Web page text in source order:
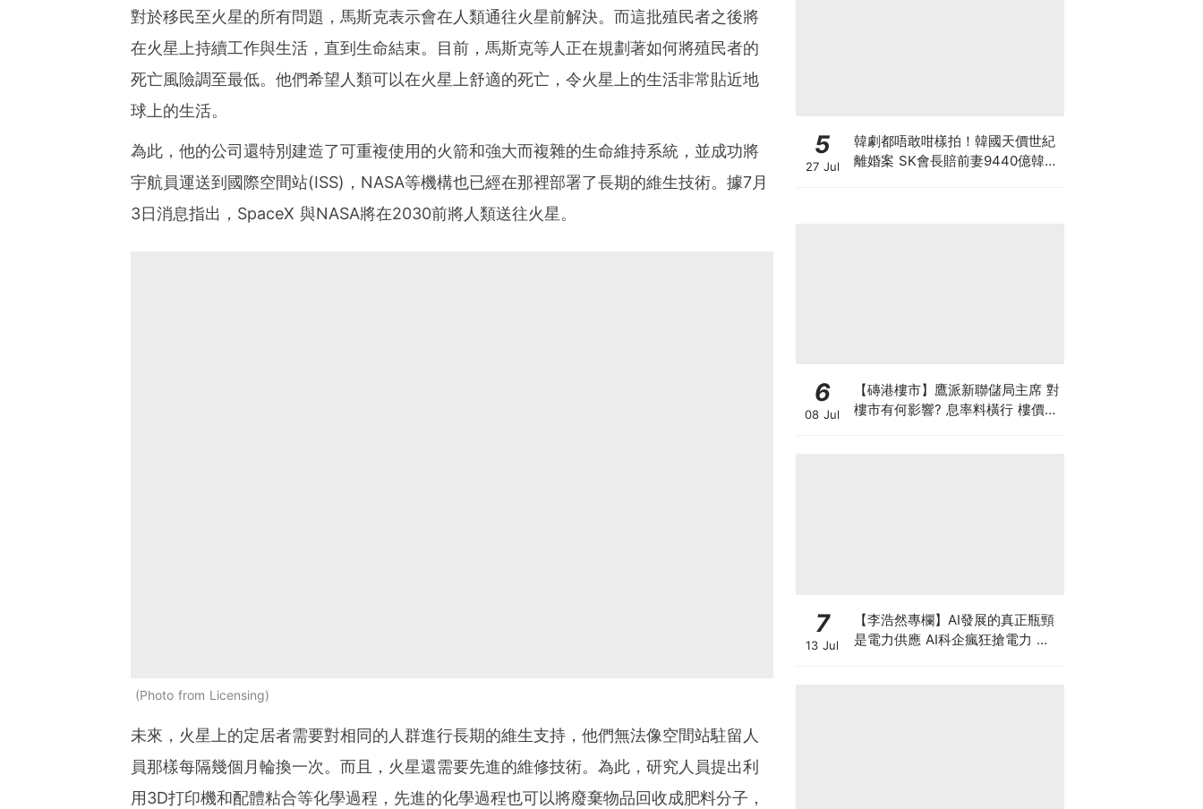
對於移民至火星的所有問題，馬斯克表示會在人類通往火星前解決。而這批殖民者之後將
在火星上持續工作與生活，直到生命結束。目前，馬斯克等人正在規劃著如何將殖民者的
死亡風險調至最低。他們希望人類可以在火星上舒適的死亡，令火星上的生活非常貼近地
球上的生活。
為此，他的公司還特別建造了可重複使用的火箭和強大而複雜的生命維持系統，並成功將
宇航員運送到國際空間站(ISS)，NASA等機構也已經在那裡部署了長期的維生技術。據7月
3日消息指出，SpaceX 與NASA將在2030前將人類送往火星。
Photo from Licensing
未來，火星上的定居者需要對相同的人群進行長期的維生支持，他們無法像空間站駐留人
員那樣每隔幾個月輪換一次。而且，火星還需要先進的維修技術。為此，研究人員提出利
用3D打印機和配體粘合等化學過程，先進的化學過程也可以將廢棄物品回收成肥料分子，
5
27 Jul
韓劇都唔敢咁樣拍！韓國天價世紀
離婚案 SK會長賠前妻9440億韓
6
08 Jul
【磚港樓市】鷹派新聯儲局主席 對
樓市有何影響? 息率料橫行 樓價或
7
13 Jul
【李浩然專欄】AI發展的真正瓶頸
是電力供應 AI科企瘋狂搶電力 美